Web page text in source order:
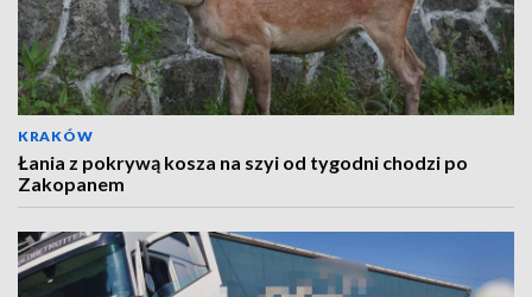
KRAKÓW
Łania z pokrywą kosza na szyi od tygodni chodzi po
Zakopanem